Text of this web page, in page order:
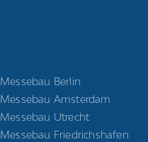
Messebau Berlin
Messebau Amsterdam
Messebau Utrecht
Messebau Friedrichshafen